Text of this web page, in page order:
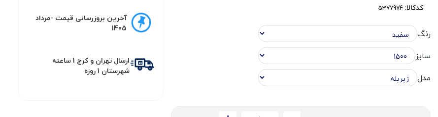
کدکالا:
رنگ
سایز
مدل
آخرین بروزرسانی قیمت -مرداد
1405
ارسال تهران و کرج 1 ساعته
شهرستان 1 روزه